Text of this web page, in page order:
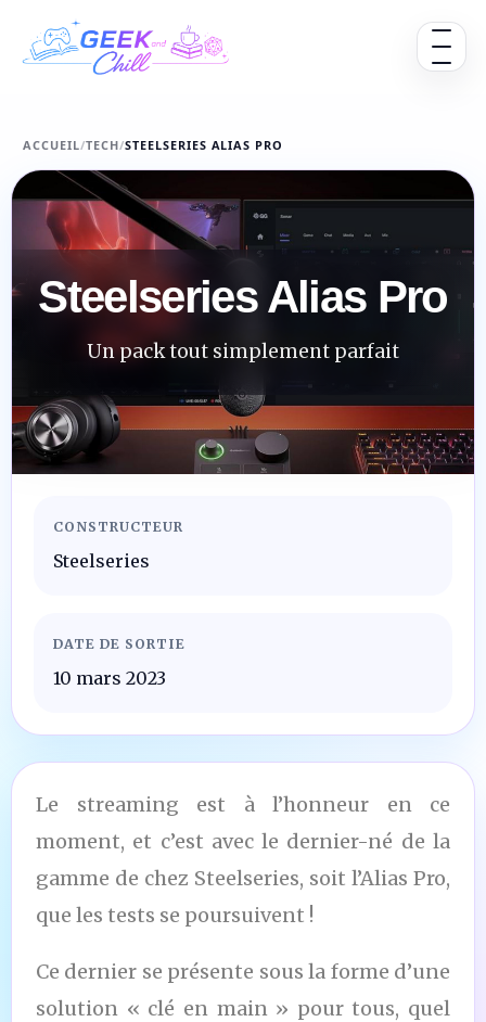
Ouvrir
ACCUEIL/TECH/STEELSERIES ALIAS PRO
Steelseries Alias Pro
Un pack tout simplement parfait
CONSTRUCTEUR
Steelseries
DATE DE SORTIE
10 mars 2023
Le streaming est à l’honneur en ce
moment, et c’est avec le dernier-né de la
gamme de chez Steelseries, soit l’Alias Pro,
que les tests se poursuivent !
Ce dernier se présente sous la forme d’une
solution « clé en main » pour tous, quel